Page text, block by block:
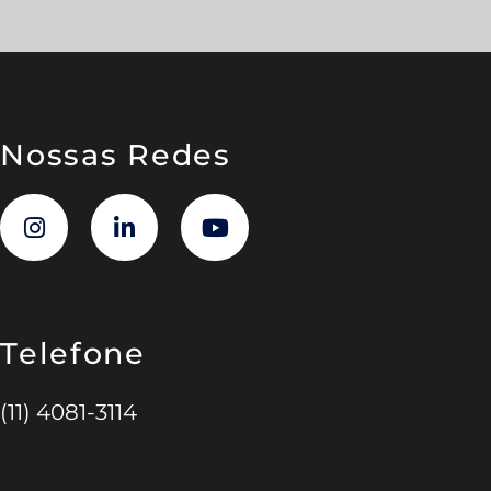
Nossas Redes
Telefone
(11) 4081-3114